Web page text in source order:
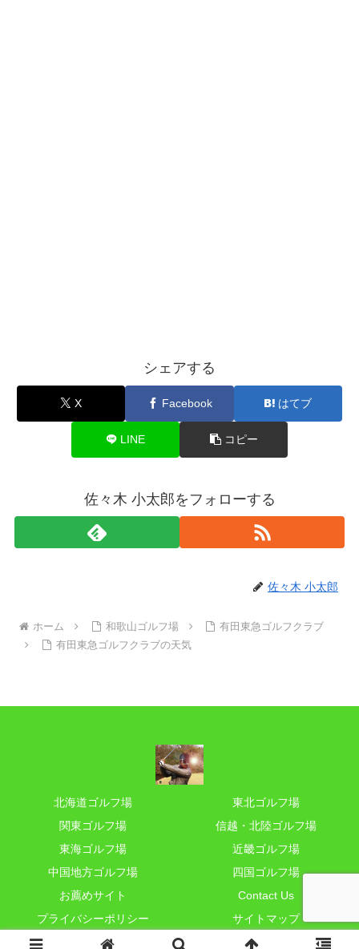
シェアする
X Facebook はてブ
LINE コピー
佐々木 小太郎をフォローする
佐々木 小太郎
ホーム 和歌山ゴルフ場
有田東急ゴルフクラブ
有田東急ゴルフクラブの天気
北海道ゴルフ場
東北ゴルフ場
関東ゴルフ場
信越・北陸ゴルフ場
東海ゴルフ場
近畿ゴルフ場
中国地方ゴルフ場
四国ゴルフ場
お薦めサイト
Contact Us
プライバシーポリシー
サイトマップ